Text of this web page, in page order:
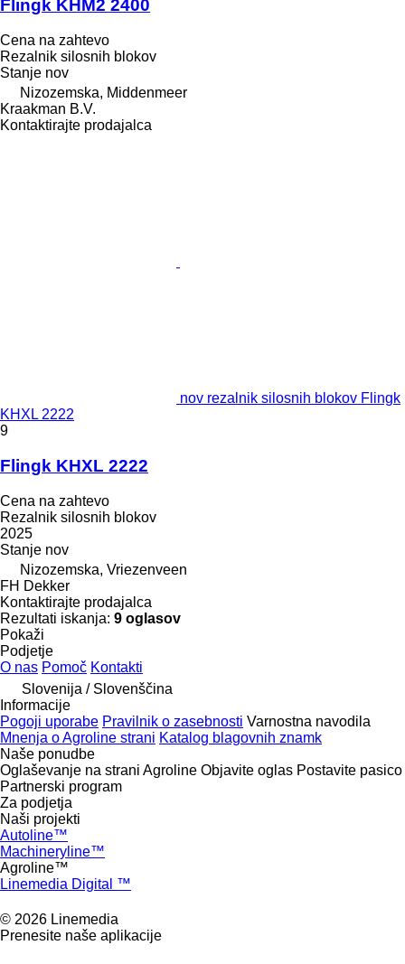
Flingk KHM2 2400
Cena na zahtevo
Rezalnik silosnih blokov
Stanje nov
Nizozemska, Middenmeer
Kraakman B.V.
Kontaktirajte prodajalca
nov rezalnik silosnih blokov Flingk
KHXL 2222
9
Flingk KHXL 2222
Cena na zahtevo
Rezalnik silosnih blokov
2025
Stanje nov
Nizozemska, Vriezenveen
FH Dekker
Kontaktirajte prodajalca
Rezultati iskanja: 9 oglasov
Pokaži
Podjetje
O nas Pomoč Kontakti
Slovenija / Slovenščina
Informacije
Pogoji uporabe Pravilnik o zasebnosti Varnostna navodila
Mnenja o Agroline strani Katalog blagovnih znamk
Naše ponudbe
Oglaševanje na strani Agroline Objavite oglas Postavite pasico
Partnerski program
Za podjetja
Naši projekti
Autoline™
Machineryline™
Agroline™
Linemedia Digital ™
© 2026 Linemedia
Prenesite naše aplikacije